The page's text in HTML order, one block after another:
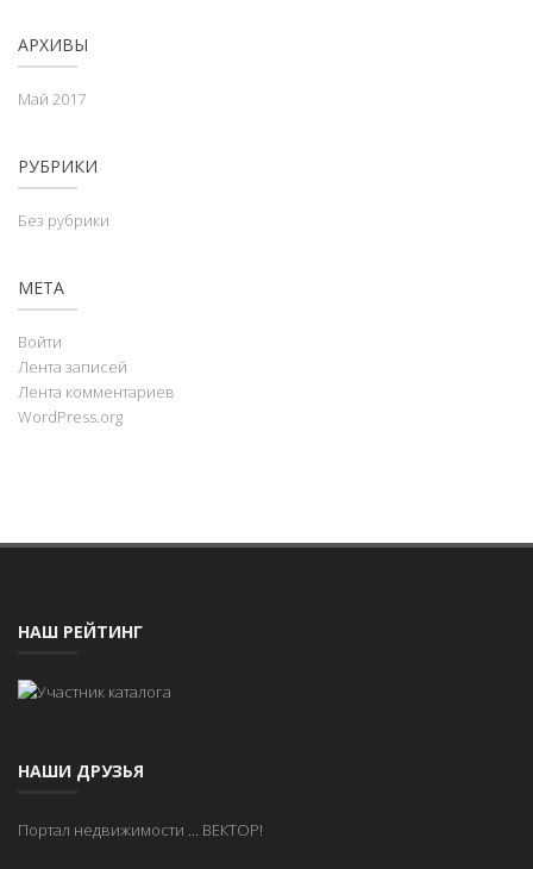
АРХИВЫ
Май 2017
РУБРИКИ
Без рубрики
МЕТА
Войти
Лента записей
Лента комментариев
WordPress.org
НАШ РЕЙТИНГ
НАШИ ДРУЗЬЯ
Портал недвижимости ... ВЕКТОР!